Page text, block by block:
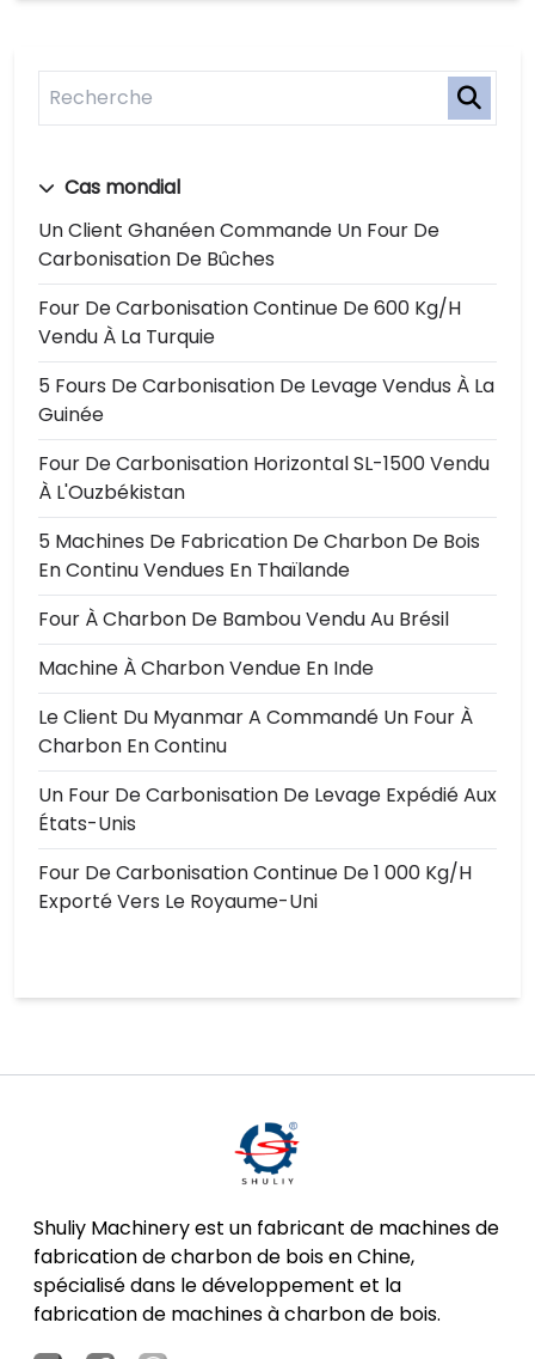
Cas mondial
Un Client Ghanéen Commande Un Four De
Carbonisation De Bûches
Four De Carbonisation Continue De 600 Kg/h
Vendu À La Turquie
5 Fours De Carbonisation De Levage Vendus À La
Guinée
Four De Carbonisation Horizontal SL-1500 Vendu
À L'Ouzbékistan
5 Machines De Fabrication De Charbon De Bois
En Continu Vendues En Thaïlande
Four À Charbon De Bambou Vendu Au Brésil
Machine À Charbon Vendue En Inde
Le Client Du Myanmar A Commandé Un Four À
Charbon En Continu
Un Four De Carbonisation De Levage Expédié Aux
États-Unis
Four De Carbonisation Continue De 1 000 Kg/h
Exporté Vers Le Royaume-Uni
Shuliy Machinery est un fabricant de machines de
fabrication de charbon de bois en Chine,
spécialisé dans le développement et la
fabrication de machines à charbon de bois.